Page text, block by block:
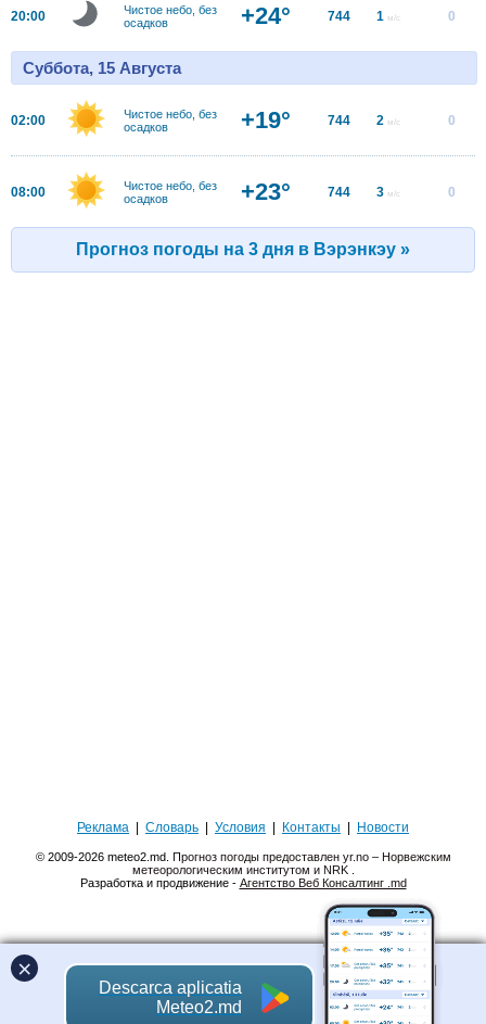
20:00
Чистое небо, без
осадков
+24° 744 1 м/с 0
Суббота, 15 Августа
02:00
Чистое небо, без
осадков
+19° 744 2 м/с 0
08:00
Чистое небо, без
осадков
+23° 744 3 м/с 0
Прогноз погоды на 3 дня в Вэрэнкэу »
Реклама Словарь Условия Контакты Новости
© 2009-2026 meteo2.md. Прогноз погоды предоставлен yr.no – Норвежским
метеорологическим институтом и NRK
Разработка и продвижение - Агентство Веб Консалтинг .md
×
Descarca aplicatia
Meteo2.md